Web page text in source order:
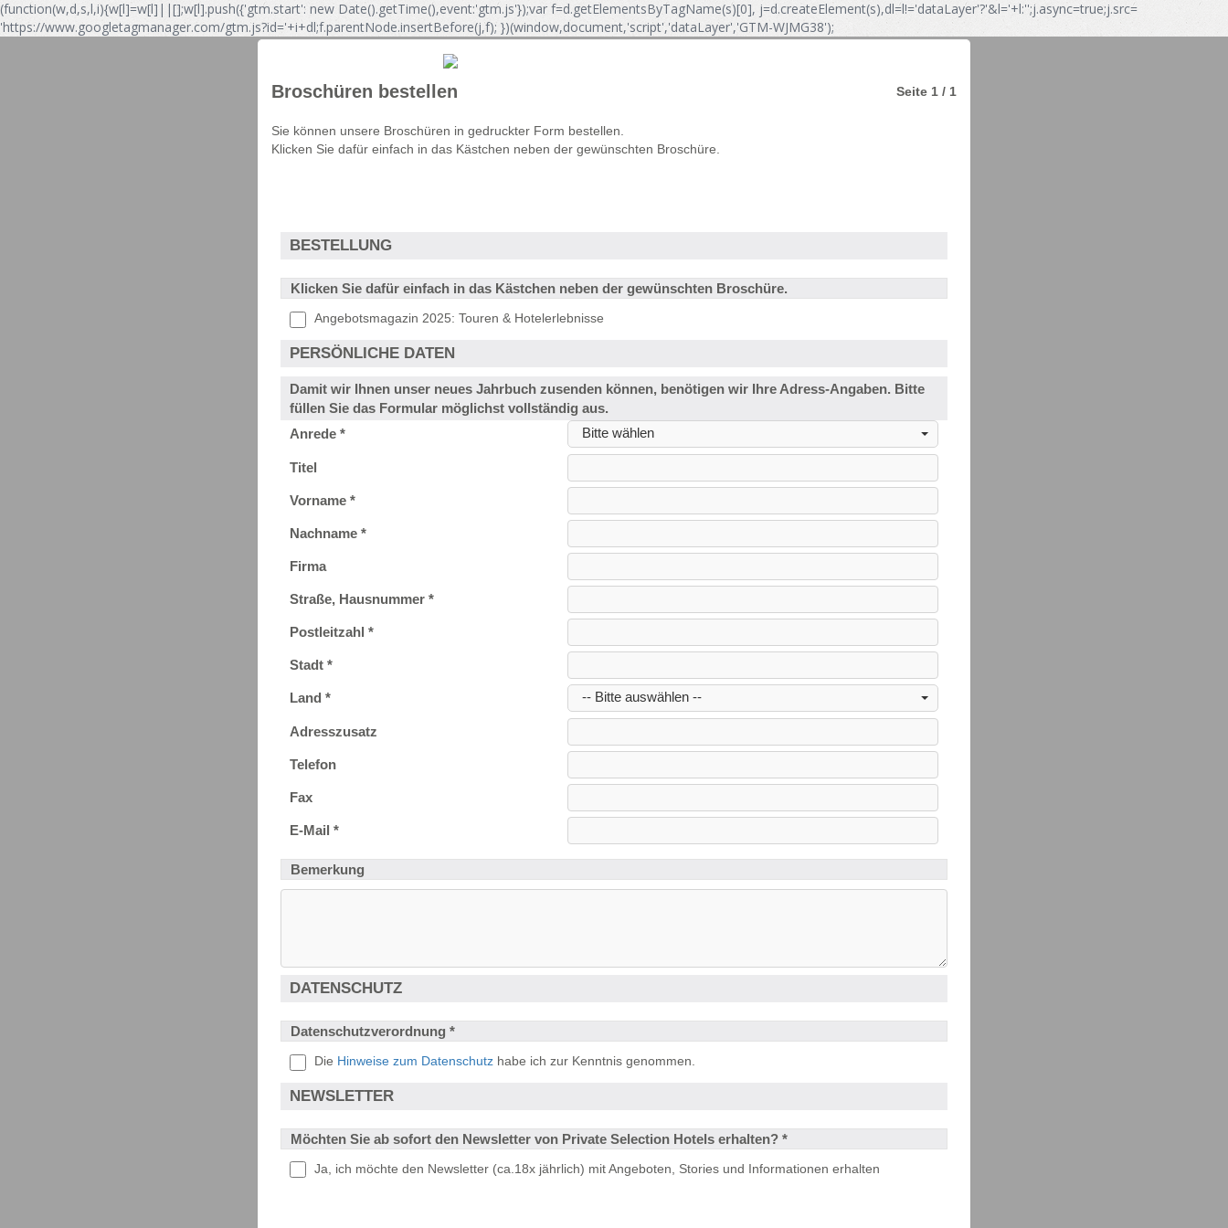
(function(w,d,s,l,i){w[l]=w[l]||[];w[l].push({'gtm.start': new Date().getTime(),event:'gtm.js'});var f=d.getElementsByTagName(s)[0], j=d.createElement(s),dl=l!='dataLayer'?'&l='+l:'';j.async=true;j.src=
'https://www.googletagmanager.com/gtm.js?id='+i+dl;f.parentNode.insertBefore(j,f); })(window,document,'script','dataLayer','GTM-WJMG38');
Broschüren bestellen Seite 1 / 1
Sie können unsere Broschüren in gedruckter Form bestellen.
Klicken Sie dafür einfach in das Kästchen neben der gewünschten Broschüre.
BESTELLUNG
Klicken Sie dafür einfach in das Kästchen neben der gewünschten Broschüre.
Angebotsmagazin 2025: Touren & Hotelerlebnisse
PERSÖNLICHE DATEN
Damit wir Ihnen unser neues Jahrbuch zusenden können, benötigen wir Ihre Adress-Angaben. Bitte
füllen Sie das Formular möglichst vollständig aus.
Anrede *
Bitte wählen
Titel
Vorname *
Nachname *
Firma
Straße, Hausnummer *
Postleitzahl *
Stadt *
Land * -- Bitte auswählen --
Adresszusatz
Telefon
Fax
E-Mail *
Bemerkung
DATENSCHUTZ
Datenschutzverordnung *
Die Hinweise zum Datenschutz habe ich zur Kenntnis genommen.
NEWSLETTER
Möchten Sie ab sofort den Newsletter von Private Selection Hotels erhalten? *
Ja, ich möchte den Newsletter (ca.18x jährlich) mit Angeboten, Stories und Informationen erhalten